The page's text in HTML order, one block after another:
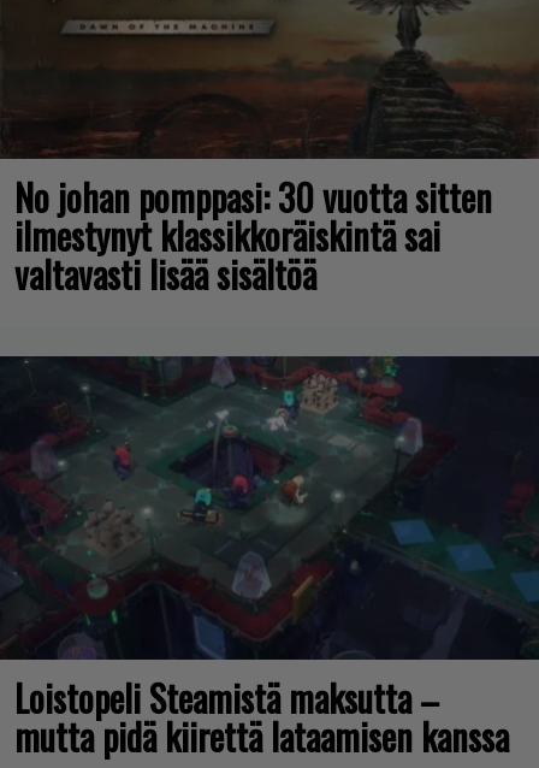
No johan pomppasi: 30 vuotta sitten
ilmestynyt klassikkoräiskintä sai
valtavasti lisää sisältöä
Loistopeli Steamistä maksutta –
mutta pidä kiirettä lataamisen kanssa